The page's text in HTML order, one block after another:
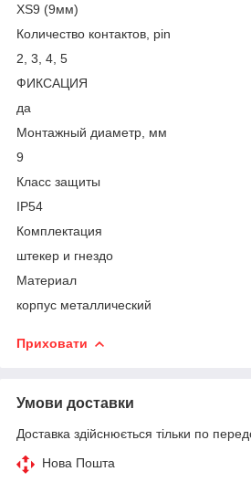
XS9 (9мм)
Количество контактов, pin
2, 3, 4, 5
ФИКСАЦИЯ
да
Монтажный диаметр, мм
9
Класс защиты
IP54
Комплектация
штекер и гнездо
Материал
корпус металлический
Приховати
Умови доставки
Доставка здійснюється тільки по
Нова Пошта